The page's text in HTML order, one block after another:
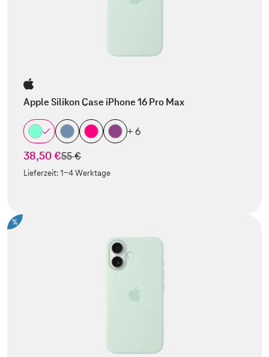
Apple Silikon Case iPhone 16 Pro Max
+ 6
38,50 €statt
55 €
Lieferzeit:1-4 Werktage
%